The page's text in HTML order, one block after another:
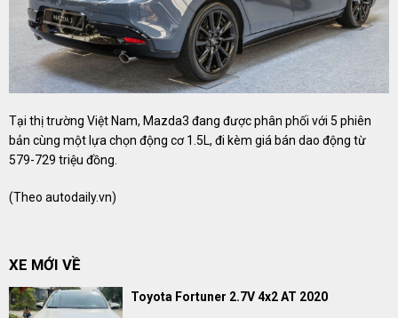
Tại thị trường Việt Nam, Mazda3 đang được phân phối với 5 phiên
bản cùng một lựa chọn động cơ 1.5L, đi kèm giá bán dao động từ
579-729 triệu đồng.
(Theo autodaily.vn)
XE MỚI VỀ
Toyota Fortuner 2.7V 4x2 AT 2020